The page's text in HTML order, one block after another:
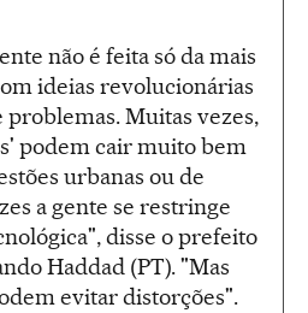
não é feita só da mais
ideias revolucionárias
problemas. Muitas vezes,
podem cair muito bem
urbanas ou de
a gente se restringe
disse o prefeito
Haddad (PT). "Mas
evitar distorções".